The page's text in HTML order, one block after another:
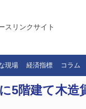
スリンクサイト
現場 経済指標 コラム
5階建て木造